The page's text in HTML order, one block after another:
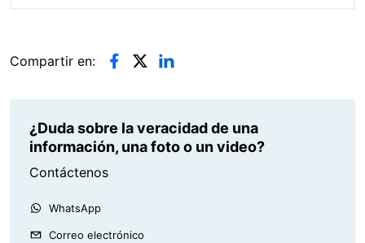
Compartir en:
¿Duda sobre la veracidad de una
información, una foto o un video?
Contáctenos
WhatsApp
Correo electrónico